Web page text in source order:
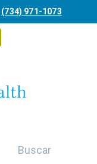
(734) 971-1073